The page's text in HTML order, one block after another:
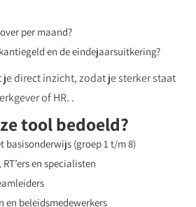
per maand?
en de eindejaarsuitkering?
je direct inzicht, zodat je sterker staat
of HR. .
tool bedoeld?
basisonderwijs (groep 1 t/m 8)
en specialisten
en beleidsmedewerkers